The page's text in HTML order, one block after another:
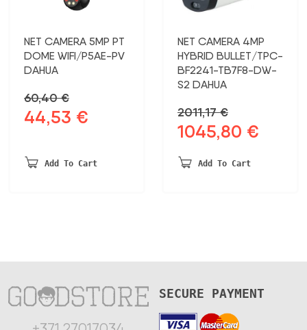
NET CAMERA 5MP PT
DOME WIFI/P5AE-PV
DAHUA
60,40€
Original
60,40 €.
44,53 €
44,53 €.
Add To Cart
NET CAMERA 4MP
HYBRID BULLET/TPC-
BF2241-TB7F8-DW-
S2 DAHUA
2011,17€
Original
was:
1045,80 €
Add To Cart
SECURE PAYMENT